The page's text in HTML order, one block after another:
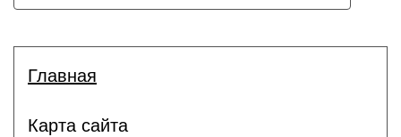
Главная
Карта сайта